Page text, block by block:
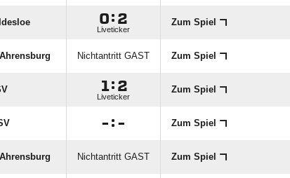
: 
Liveticker
Zum Spiel
Nichtantritt GAST Zum Spiel
: 
Liveticker
Zum Spiel
 :  Zum Spiel
Nichtantritt GAST Zum Spiel